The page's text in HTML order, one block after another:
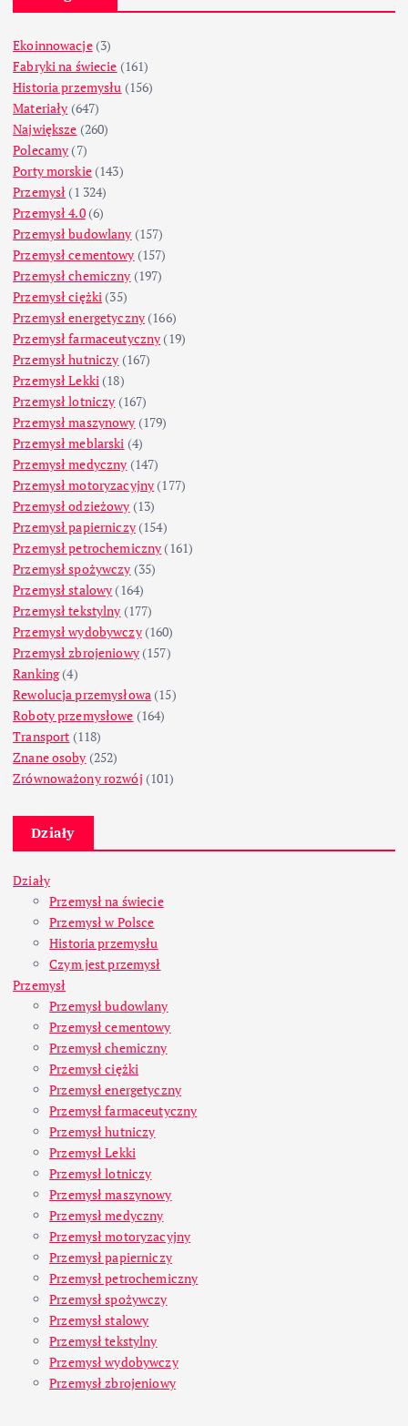
Ekoinnowacje(3)
Fabryki na świecie (161)
Historia przemysłu (156)
Materiały (647)
Największe (260)
Polecamy (7)
Porty morskie(143)
Przemysł (1 324)
Przemysł 4.0(6)
Przemysł budowlany (157)
Przemysł cementowy (157)
Przemysł chemiczny (197)
Przemysł ciężki (35)
Przemysł energetyczny (166)
Przemysł farmaceutyczny (19)
Przemysł hutniczy (167)
Przemysł Lekki (18)
Przemysł lotniczy (167)
Przemysł maszynowy (179)
Przemysł meblarski (4)
Przemysł medyczny (147)
Przemysł motoryzacyjny (177)
Przemysł odzieżowy (13)
Przemysł papierniczy(154)
Przemysł petrochemiczny (161)
Przemysł spożywczy (35)
Przemysł stalowy (164)
Przemysł tekstylny (177)
Przemysł wydobywczy(160)
Przemysł zbrojeniowy(157)
Ranking(4)
Rewolucja przemysłowa (15)
Roboty przemysłowe (164)
Transport (118)
Znane osoby (252)
Zrównoważony rozwój (101)
Działy
Działy
Przemysł na świecie
Przemysł w Polsce
Historia przemysłu
Czym jest przemysł
Przemysł
Przemysł budowlany
Przemysł cementowy
Przemysł chemiczny
Przemysł ciężki
Przemysł energetyczny
Przemysł farmaceutyczny
Przemysł hutniczy
Przemysł Lekki
Przemysł lotniczy
Przemysł maszynowy
Przemysł medyczny
Przemysł motoryzacyjny
Przemysł papierniczy
Przemysł petrochemiczny
Przemysł spożywczy
Przemysł stalowy
Przemysł tekstylny
Przemysł wydobywczy
Przemysł zbrojeniowy